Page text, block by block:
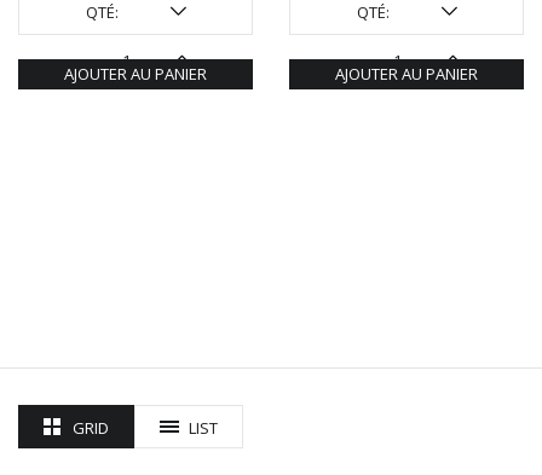
QTÉ:
AJOUTER AU PANIER
QTÉ:
AJOUTER AU PANIER
GRID LIST